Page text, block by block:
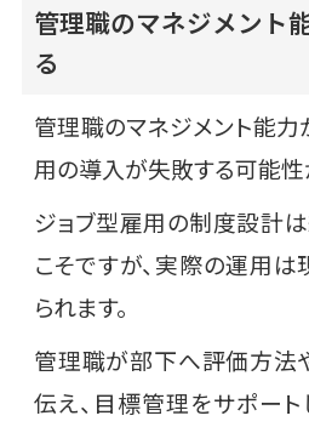
管理職のマネジメント
る
管理職のマネジメント能力
用の導入が失敗する可能性
ジョブ型雇用の制度設計
こそですが、実際の運用
られます。
管理職が部下へ評価方法
伝え、目標管理をサポー